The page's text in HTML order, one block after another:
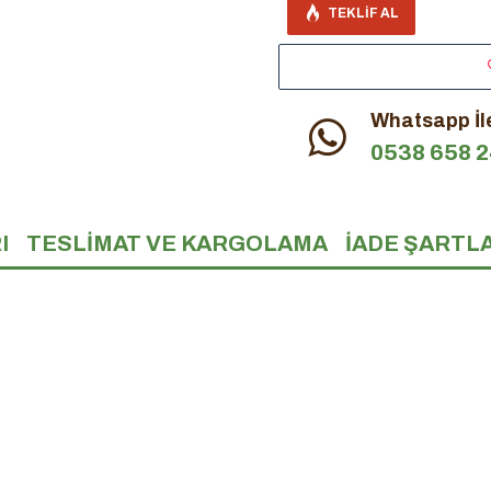
TEKLIF AL
Whatsapp
0538 658
TESLIMAT VE KARGOLAMA İADE